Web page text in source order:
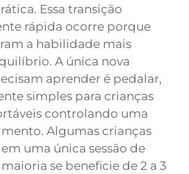
Essa transição
rápida ocorre porque
a habilidade mais
A única nova
aprender é pedalar,
simples para crianças
controlando uma
Algumas crianças
uma única sessão de
se beneficie de 2 a 3